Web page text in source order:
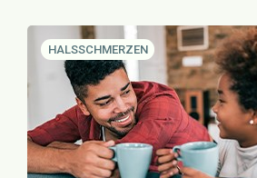
KATEGORIE:
HALSSCHMERZEN